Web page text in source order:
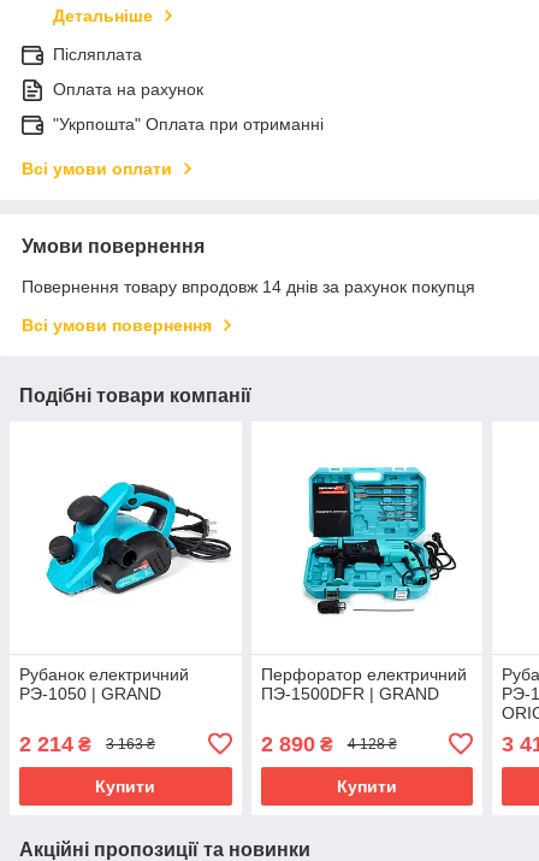
Детальніше
Післяплата
Оплата на рахунок
"Укрпошта" Оплата при отриманні
Всі умови оплати
Умови повернення
Повернення товару впродовж 14 днів за рахунок покупця
Всі умови повернення
Подібні товари компанії
Рубанок електричний
РЭ-1050 | GRAND
2 214 ₴ 3 163 ₴
Купити
Перфоратор електричний
ПЭ-1500DFR | GRAND
2 890₴ 4 128 ₴
Купити
РЭ-
3
Акційні пропозиції та новинки